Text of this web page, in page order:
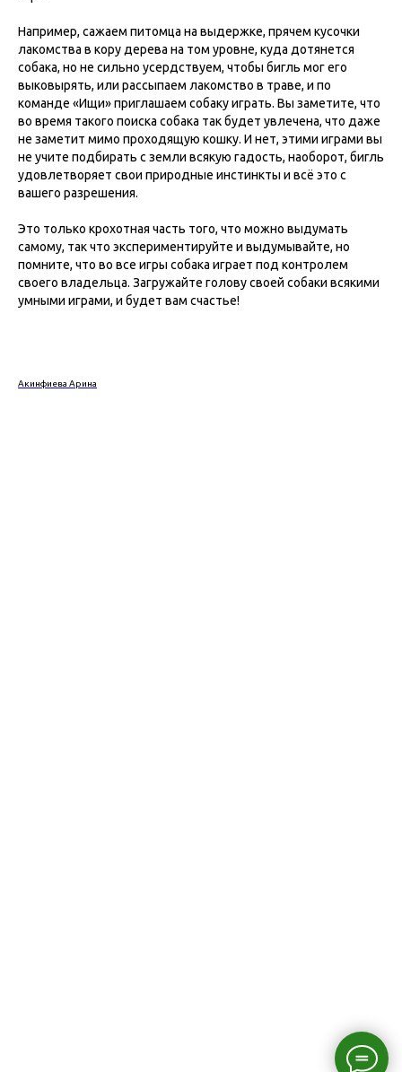
Например, сажаем питомца на выдержке, прячем кусочки
лакомства в кору дерева на том уровне, куда дотянется
собака, но не сильно усердствуем, чтобы бигль мог его
выковырять, или рассыпаем лакомство в траве, и по
команде «Ищи» приглашаем собаку играть. Вы заметите, что
во время такого поиска собака так будет увлечена, что даже
не заметит мимо проходящую кошку. И нет, этими играми вы
не учите подбирать с земли всякую гадость, наоборот, бигль
удовлетворяет свои природные инстинкты и всё это с
вашего разрешения.
Это только крохотная часть того, что можно выдумать
самому, так что экспериментируйте и выдумывайте, но
помните, что во все игры собака играет под контролем
своего владельца. Загружайте голову своей собаки всякими
умными играми, и будет вам счастье!
Акинфиева Арина